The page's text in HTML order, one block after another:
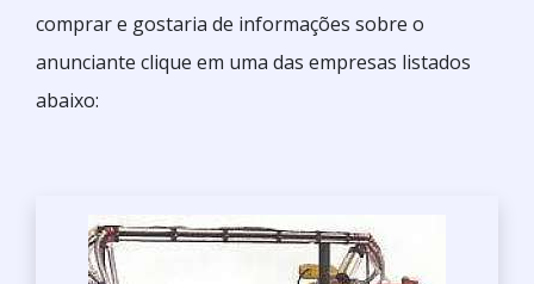
comprar e gostaria de informações sobre o
anunciante clique em uma das empresas listados
abaixo: